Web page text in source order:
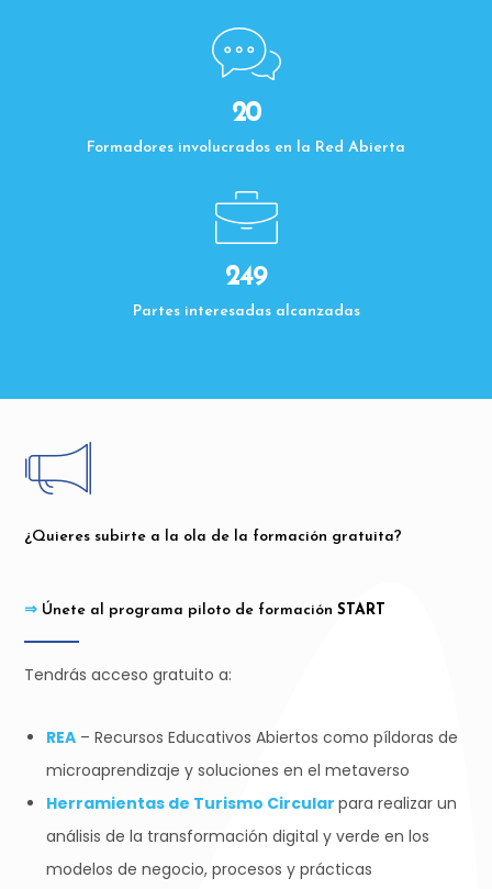
20
Formadores involucrados en la Red Abierta
250
Partes interesadas alcanzadas
¿Quieres subirte a la ola de la formación gratuita?
⇒ Únete al programa piloto de formaciónSTART
Tendrás acceso gratuito a:
REA – Recursos Educativos Abiertos como píldoras de
microaprendizaje y soluciones en el metaverso
Herramientas de Turismo Circularpara realizar un
análisis de la transformación digital y verde en los
modelos de negocio, procesos y prácticas